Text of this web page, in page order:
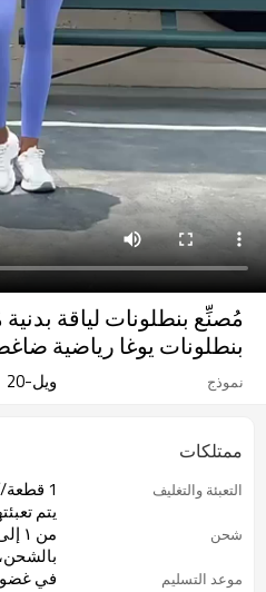
مُصنِّع بنطلونات لياقة
بنطلونات يوغا رياضية
نموذج ويل-20
ممتلكات
التعبئة والتغليف
يتم
شحن
موعد التسليم في غضون 20-25 يومًا بعد